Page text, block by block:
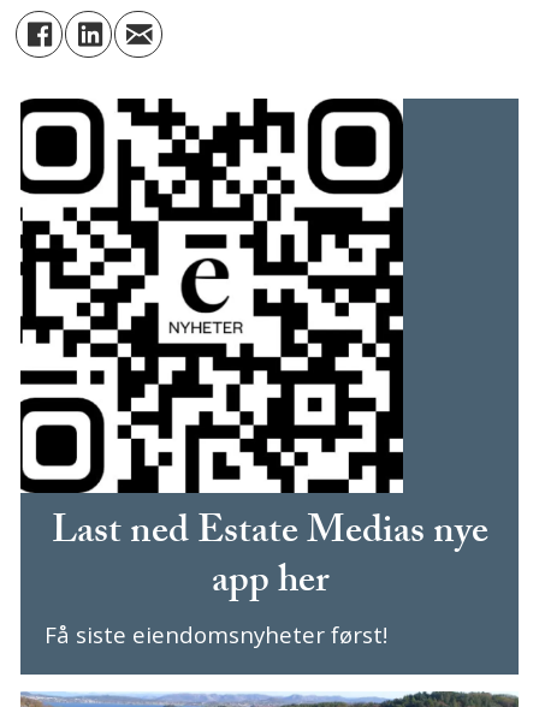
Last ned Estate Medias nye
app her
Få siste eiendomsnyheter først!